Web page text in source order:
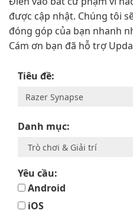
được cập nhật. Chúng tôi
đóng góp của bạn nhanh
Cám ơn bạn đã hỗ trợ
Tiêu đề:
Danh mục:
Yêu cầu:
Android
iOS